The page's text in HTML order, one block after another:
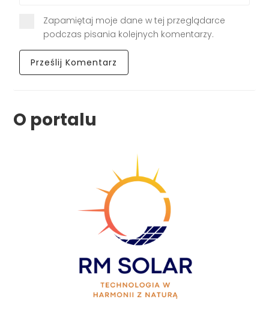
Zapamiętaj moje dane w tej przeglądarce
podczas pisania kolejnych komentarzy.
O portalu